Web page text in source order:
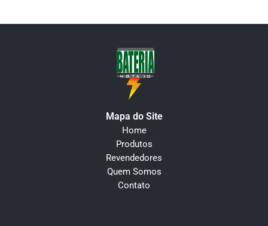
Mapa do Site
Home
Produtos
Revendedores
Quem Somos
Contato